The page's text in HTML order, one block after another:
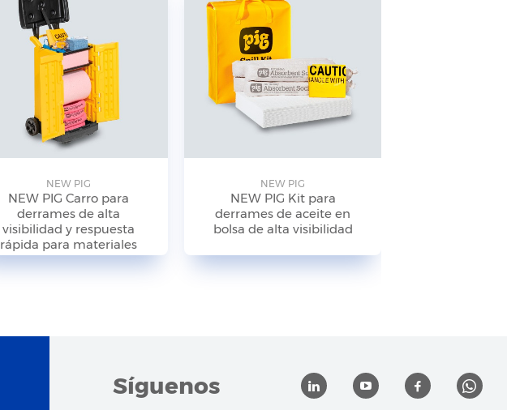
NEW PIG
NEW PIG Carro para
derrames de alta
visibilidad y respuesta
rápida para materiales
peligrosos
NEW PIG
NEW PIG Kit para
derrames de aceite en
bolsa de alta visibilidad
Síguenos